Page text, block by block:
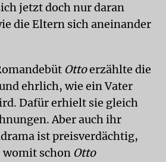
jetzt doch nur daran
die Eltern sich aneinander
Ottoerzählte die
ehrlich, wie ein Vater
Dafür erhielt sie gleich
Aber auch ihr
ist preisverdächtig,
womit schon Otto